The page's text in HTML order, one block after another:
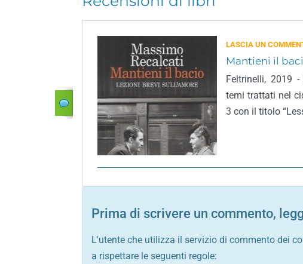
LASCIA UN
Mantieni il
Feltrinelli, 2019
temi trattati nel
3 con il titolo
Prima di scrivere un commento,
L'utente che utilizza il servizio di commento dei
a rispettare le seguenti regole: